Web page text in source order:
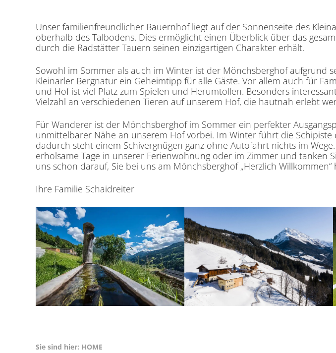
Unser familienfreundlicher Bauernhof liegt auf der Sonnenseite des
oberhalb des Talbodens. Dies ermöglicht einen Überblick über das
durch die Radstätter Tauern seinen einzigartigen Charakter erhält.
Sowohl im Sommer als auch im Winter ist der Mönchsberghof aufgrund
Kleinarler Bergnatur ein Geheimtipp für alle Gäste. Vor allem auch für
und Hof ist viel Platz zum Spielen und Herumtollen. Besonders
Vielzahl an verschiedenen Tieren auf unserem Hof, die hautnah erlebt
Für Wanderer ist der Mönchsberghof im Sommer ein perfekter
unmittelbarer Nähe an unserem Hof vorbei. Im Winter führt die
dadurch steht einem Schivergnügen ganz ohne Autofahrt nichts im
erholsame Tage in unserer Ferienwohnung oder im Zimmer und tanken
uns schon darauf, Sie bei uns am Mönchsberghof „Herzlich
Ihre Familie Schaidreiter
Sie sind hier: HOME